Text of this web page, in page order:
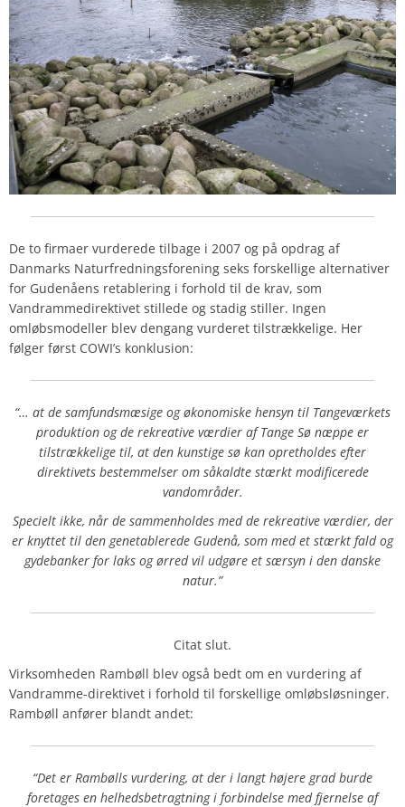
De to firmaer vurderede tilbage i 2007 og på opdrag af
Danmarks Naturfredningsforening seks forskellige alternativer
for Gudenåens retablering i forhold til de krav, som
Vandrammedirektivet stillede og stadig stiller. Ingen
omløbsmodeller blev dengang vurderet tilstrækkelige. Her
følger først COWI’s konklusion:
“… at de samfundsmæsige og økonomiske hensyn til Tangeværkets
produktion og de rekreative værdier af Tange Sø næppe er
tilstrækkelige til, at den kunstige sø kan opretholdes efter
direktivets bestemmelser om såkaldte stærkt modificerede
vandområder.
Specielt ikke, når de sammenholdes med de rekreative værdier, der
er knyttet til den genetablerede Gudenå, som med et stærkt fald og
gydebanker for laks og ørred vil udgøre et særsyn i den danske
natur.”
Citat slut.
Virksomheden Rambøll blev også bedt om en vurdering af
Vandramme-direktivet i forhold til forskellige omløbsløsninger.
Rambøll anfører blandt andet:
“Det er Rambølls vurdering, at der i langt højere grad burde
foretages en helhedsbetragtning i forbindelse med fjernelse af